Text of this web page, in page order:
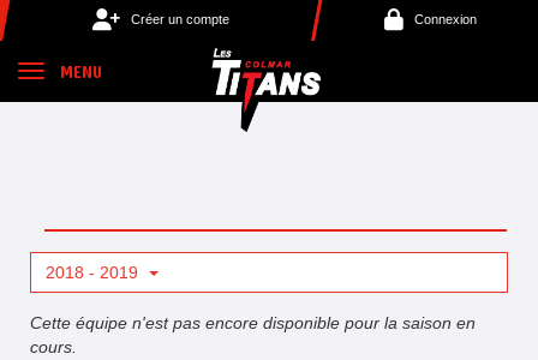
Créer un compte Connexion
MENU
2018 - 2019
Cette équipe n'est pas encore disponible pour la saison en
cours.
Panneau de gestion des cookies